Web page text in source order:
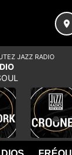
JAZZ RADIO